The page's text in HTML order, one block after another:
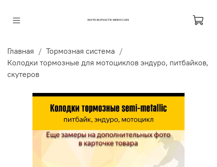
МОТОЗАПЧАСТИ MKROSS.RU
Главная
Тормозная система
Колодки тормозные для мотоциклов эндуро, питбайков,
скутеров